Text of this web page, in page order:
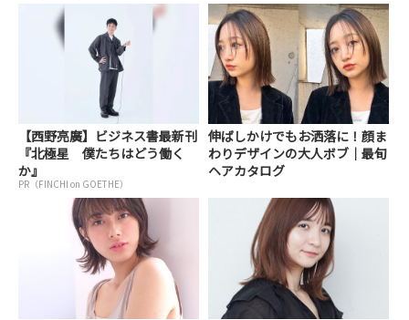
【西野亮廣】ビジネス書最新刊
『北極星 僕たちはどう働く
か』
PR（FINCHI on GOETHE）
伸ばしかけでもお洒落に！顔ま
わりデザインの大人ボブ｜最旬
ヘアカタログ